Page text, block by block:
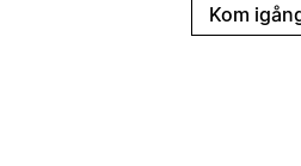
Kom